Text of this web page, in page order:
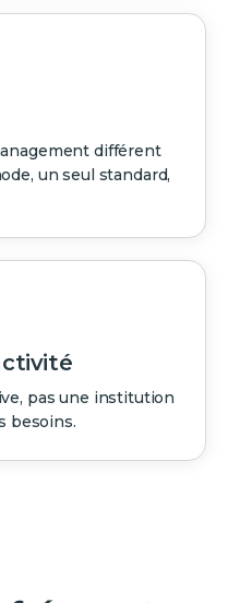
différent
un seul standard,
pas une institution
besoins.